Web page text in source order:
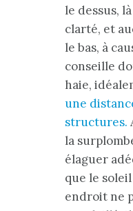
le dessus,
clarté, et
le bas, à
conseille
haie,
une
structures.
la
élaguer
que le
endroit ne